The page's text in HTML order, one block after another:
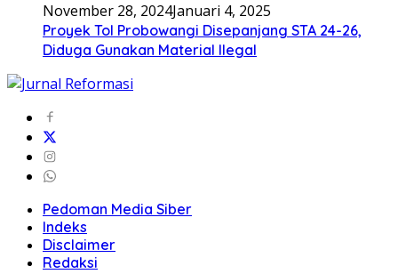
November 28, 2024Januari 4, 2025
Proyek Tol Probowangi Disepanjang STA 24-26,
Diduga Gunakan Material Ilegal
Pedoman Media Siber
Indeks
Disclaimer
Redaksi